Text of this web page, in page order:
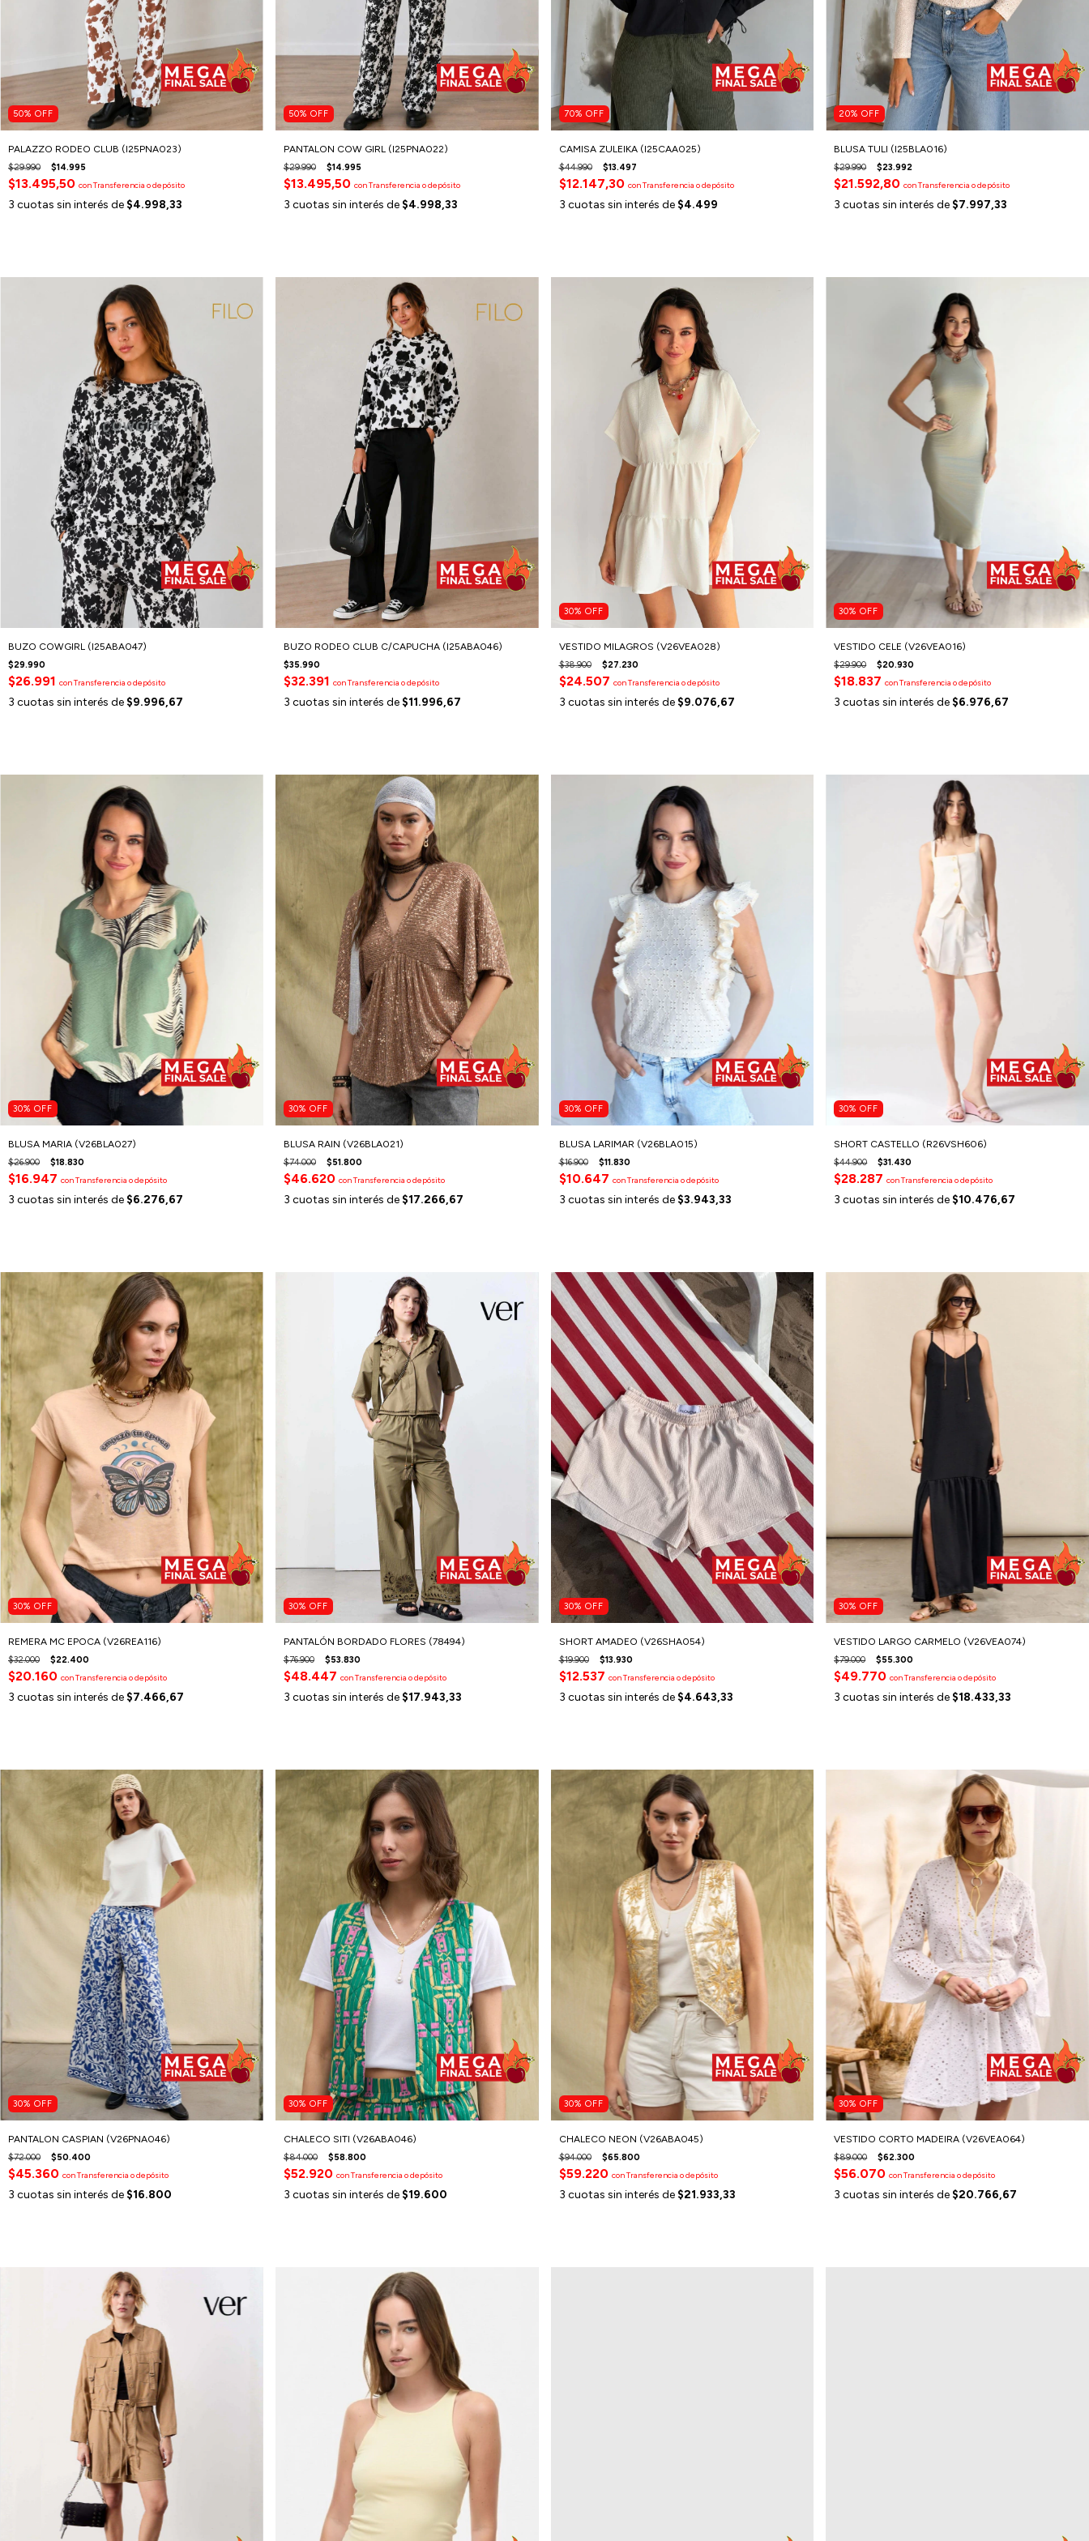
50% OFF
PALAZZO RODEO CLUB (I25PNA023)
$29.990 $14.995
$13.495,50 conTransferencia o depósito
3 cuotas sin interés de $4.998,33
50% OFF
PANTALON COW GIRL (I25PNA022)
$29.990 $14.995
$13.495,50 conTransferencia o depósito
3 cuotas sin interés de $4.998,33
70% OFF
CAMISA ZULEIKA (I25CAA025)
$44.990 $13.497
$12.147,30 conTransferencia o depósito
3 cuotas sin interés de $4.499
20%OFF
BLUSA TULI (I25BLA016)
$29.990 $23.992
$21.592,80conTransferencia o depósito
3 cuotas sin interés de $7.997,33
BUZO COWGIRL (I25ABA047)
$29.990
$26.991 conTransferencia o depósito
3 cuotas sin interés de $9.996,67
BUZO RODEO CLUB C/CAPUCHA (I25ABA046)
$35.990
$32.391 conTransferencia o depósito
3 cuotas sin interés de $11.996,67
30% OFF
VESTIDO MILAGROS (V26VEA028)
$38.900 $27.230
$24.507 conTransferencia o depósito
3 cuotas sin interés de $9.076,67
30%OFF
VESTIDO CELE (V26VEA016)
$29.900 $20.930
$18.837conTransferencia o depósito
3 cuotas sin interés de $6.976,67
30% OFF
BLUSA MARIA (V26BLA027)
$26.900 $18.830
$16.947 conTransferencia o depósito
3 cuotas sin interés de $6.276,67
30% OFF
BLUSA RAIN (V26BLA021)
$74.000 $51.800
$46.620 conTransferencia o depósito
3 cuotas sin interés de $17.266,67
30% OFF
BLUSA LARIMAR (V26BLA015)
$16.900 $11.830
$10.647 conTransferencia o depósito
3 cuotas sin interés de $3.943,33
30%OFF
SHORT CASTELLO (R26VSH606)
$44.900 $31.430
$28.287conTransferencia o depósito
3 cuotas sin interés de $10.476,67
30% OFF
REMERA MC EPOCA (V26REA116)
$32.000 $22.400
$20.160 conTransferencia o depósito
3 cuotas sin interés de $7.466,67
30% OFF
PANTALÓN BORDADO FLORES (78494)
$76.900 $53.830
$48.447 conTransferencia o depósito
3 cuotas sin interés de $17.943,33
30% OFF
SHORT AMADEO (V26SHA054)
$19.900 $13.930
$12.537 conTransferencia o depósito
3 cuotas sin interés de $4.643,33
30%OFF
VESTIDO LARGO CARMELO (V26VEA074)
$79.000 $55.300
$49.770conTransferencia o depósito
3 cuotas sin interés de $18.433,33
30% OFF
PANTALON CASPIAN (V26PNA046)
$72.000 $50.400
$45.360 conTransferencia o depósito
3 cuotas sin interés de $16.800
30% OFF
CHALECO SITI (V26ABA046)
$84.000 $58.800
$52.920 conTransferencia o depósito
3 cuotas sin interés de $19.600
30% OFF
CHALECO NEON (V26ABA045)
$94.000 $65.800
$59.220 conTransferencia o depósito
3 cuotas sin interés de $21.933,33
30%OFF
VESTIDO CORTO MADEIRA (V26VEA064)
$89.000 $62.300
$56.070conTransferencia o depósito
3 cuotas sin interés de $20.766,67